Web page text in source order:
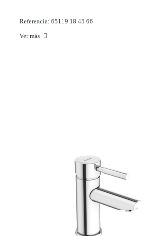
Referencia: 65119 18 45 66
Ver más